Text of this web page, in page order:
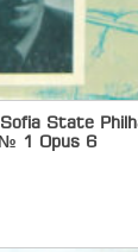
State
1 Opus 6